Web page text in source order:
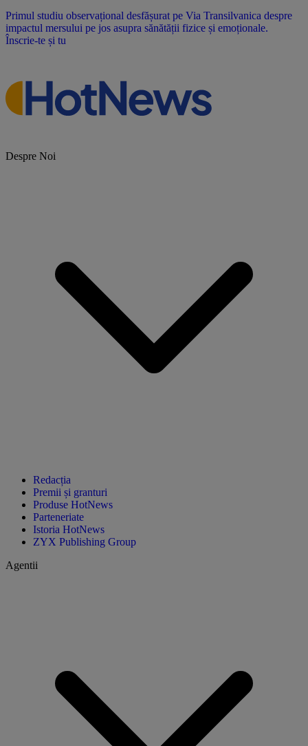
Primul studiu observațional desfășurat pe Via Transilvanica despre
impactul mersului pe jos asupra sănătății fizice și emoționale.
Înscrie-te și tu
Despre Noi
Redacția
Premii și granturi
Produse HotNews
Parteneriate
Istoria HotNews
ZYX Publishing Group
Agentii